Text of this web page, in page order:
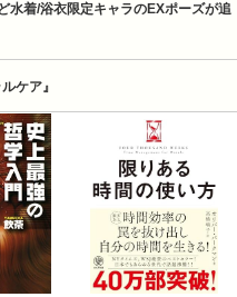
水着/浴衣限定キャラのEXポーズが追
ケア』